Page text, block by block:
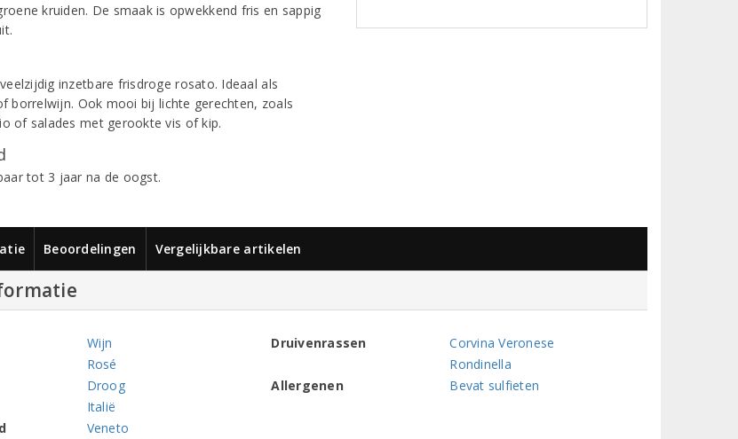
kruiden. De smaak is opwekkend fris en sappig
inzetbare frisdroge rosato. Ideaal als
borrelwijn. Ook mooi bij lichte gerechten, zoals
of salades met gerookte vis of kip.
tot 3 jaar na de oogst.
Beoordelingen Vergelijkbare artikelen
Wijn
Rosé
Droog
Italië
Veneto
Druivenrassen
Corvina Veronese
Rondinella
Allergenen
Bevat sulfieten